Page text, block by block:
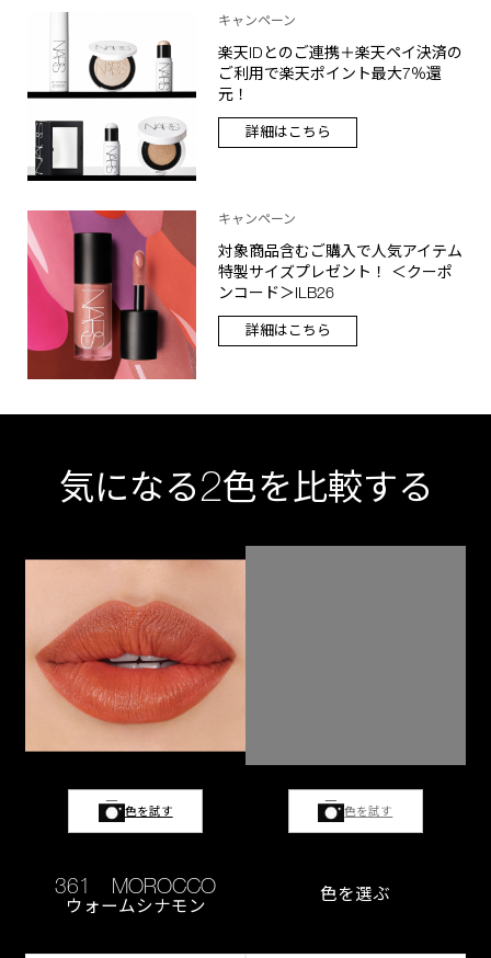
キャンペーン
楽天IDとのご連携＋楽天ペイ決済の
ご利用で楽天ポイント最大7％還
元！
詳細はこちら
キャンペーン
対象商品含むご購入で人気アイテム
特製サイズプレゼント！ ＜クーポ
ンコード＞ILB26
詳細はこちら
気になる2色を比較する
色を試す
361 MOROCCO
ウォームシナモン
色を試す
色を選ぶ